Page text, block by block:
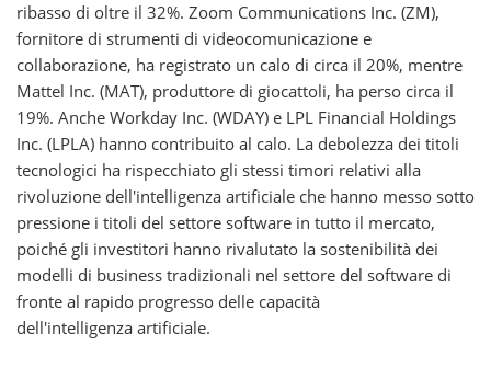
ribasso di oltre il 32%. Zoom Communications Inc. (ZM),
fornitore di strumenti di videocomunicazione e
collaborazione, ha registrato un calo di circa il 20%, mentre
Mattel Inc. (MAT), produttore di giocattoli, ha perso circa il
19%. Anche Workday Inc. (WDAY) e LPL Financial Holdings
Inc. (LPLA) hanno contribuito al calo. La debolezza dei titoli
tecnologici ha rispecchiato gli stessi timori relativi alla
rivoluzione dell'intelligenza artificiale che hanno messo sotto
pressione i titoli del settore software in tutto il mercato,
poiché gli investitori hanno rivalutato la sostenibilità dei
modelli di business tradizionali nel settore del software di
fronte al rapido progresso delle capacità
dell'intelligenza artificiale.